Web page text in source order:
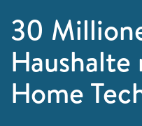
30
Home